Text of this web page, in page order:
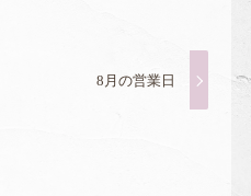
8月の営業日